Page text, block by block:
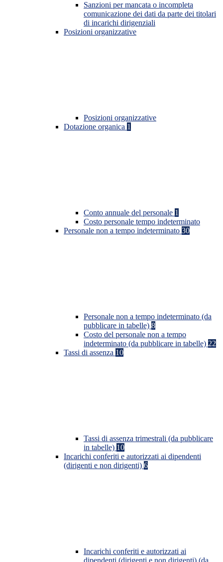
Sanzioni per mancata o incompleta
comunicazione dei dati da parte dei titolari
di incarichi dirigenziali
Posizioni organizzative
Posizioni organizzative
Dotazione organica 1
Conto annuale del personale 1
Costo personale tempo indeterminato
Personale non a tempo indeterminato 30
Personale non a tempo indeterminato (da
pubblicare in tabelle) 8
Costo del personale non a tempo
indeterminato (da pubblicare in tabelle) 22
Tassi di assenza 10
Tassi di assenza trimestrali (da pubblicare
in tabelle) 10
Incarichi conferiti e autorizzati ai dipendenti
(dirigenti e non dirigenti) 6
Incarichi conferiti e autorizzati ai
dipendenti (dirigenti e non dirigenti) (da